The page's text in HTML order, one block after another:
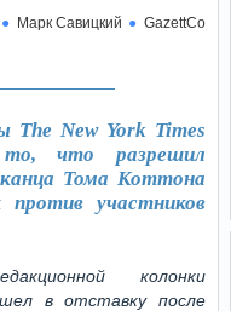
Марк Савицкий GazettCo
The New York Times
что разрешил
Тома Коттона
против участников
колонки
в отставку после